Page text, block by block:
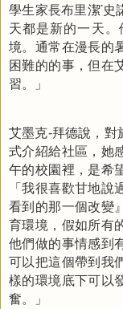
學生家長布里潔˙
天都是新的一天。
境。通常在漫長的
困難的的事，但在
習。」
艾墨克-拜德說，對
式介紹給社區，她
午的校園裡，是希
「我很喜歡甘地
看到的那一個改變
育環境，假如所有
他們做的事情感到
可以把這個帶到我
樣的環境底下可以
奮。」